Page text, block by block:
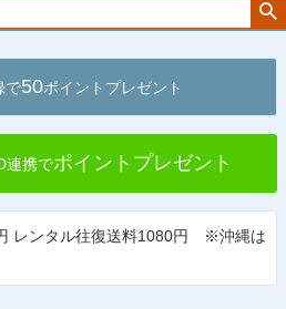
で50ポイントプレゼント
連携でポイントプレゼント
レンタル往復送料1080円 ※沖縄は